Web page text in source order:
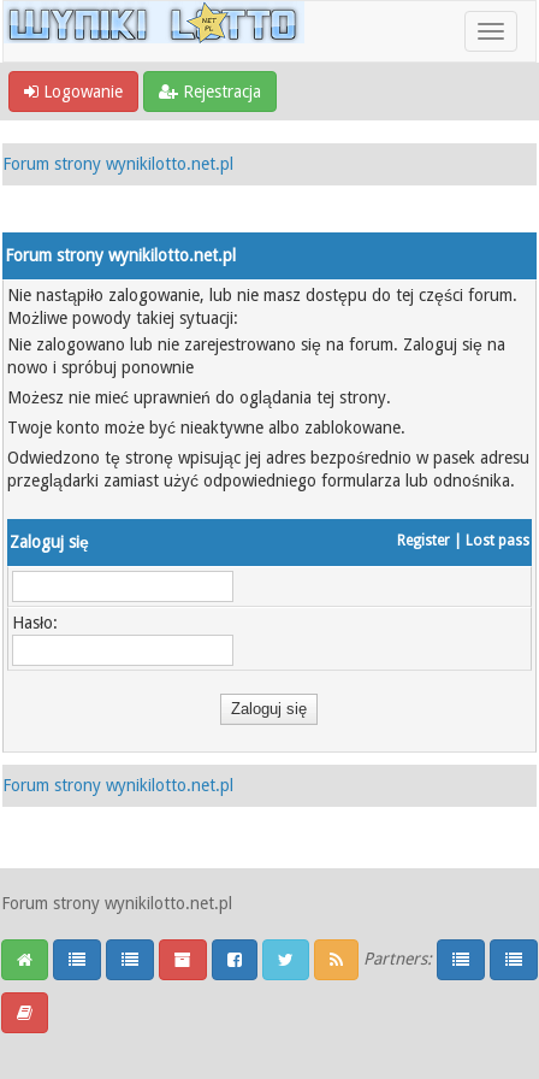
Logowanie Rejestracja
Forum strony wynikilotto.net.pl
Forum strony wynikilotto.net.pl
Nie nastąpiło zalogowanie, lub nie masz dostępu do tej części forum.
Możliwe powody takiej sytuacji:
Nie zalogowano lub nie zarejestrowano się na forum. Zaloguj się na
nowo i spróbuj ponownie
Możesz nie mieć uprawnień do oglądania tej strony.
Twoje konto może być nieaktywne albo zablokowane.
Odwiedzono tę stronę wpisując jej adres bezpośrednio w pasek adresu
przeglądarki zamiast użyć odpowiedniego formularza lub odnośnika.
Zaloguj się Register| Lost pass
Hasło:
Forum strony wynikilotto.net.pl
Forum strony wynikilotto.net.pl
Partners: